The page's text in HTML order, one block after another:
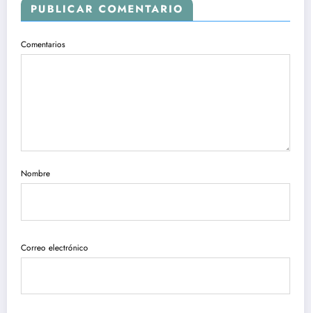
PUBLICAR COMENTARIO
Comentarios
Nombre
Correo electrónico